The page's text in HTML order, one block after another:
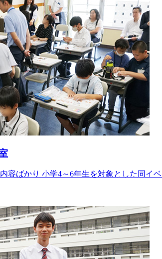
容ばかり 小学4～6年生を対象とした同